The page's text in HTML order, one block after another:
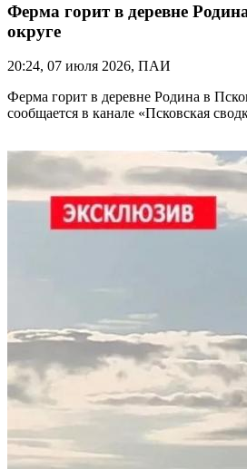
Ферма горит в деревне
округе
20:24, 07 июля 2026, ПАИ
Ферма горит в деревне Родина в
сообщается в канале «Псковская